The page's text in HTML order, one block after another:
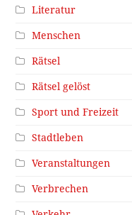
Literatur
Menschen
Rätsel
Rätsel gelöst
Sport und Freizeit
Stadtleben
Veranstaltungen
Verbrechen